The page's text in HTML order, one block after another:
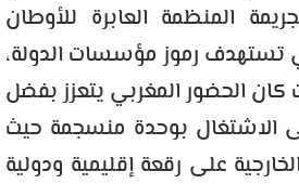
المنظمة العابرة للأوطان
تستهدف رموز مؤسسات الدولة،
الحضور المغربي يتعزز بفضل
الاشتغال بوحدة منسجمة حيث
على رقعة إقليمية ودولية